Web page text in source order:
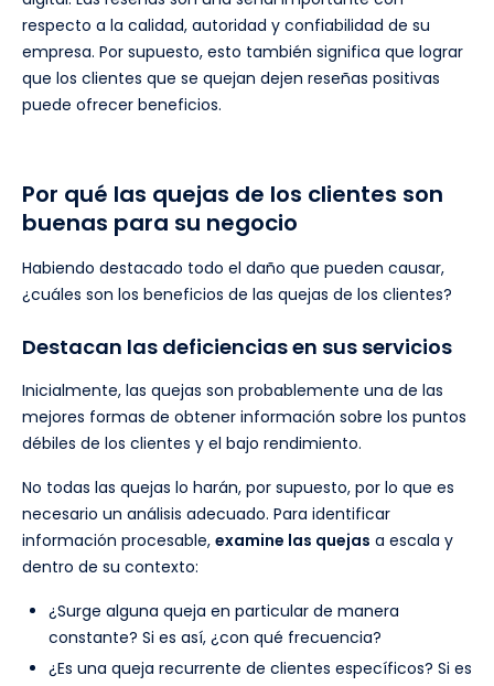
respecto a la calidad, autoridad y confiabilidad de su
empresa. Por supuesto, esto también significa que lograr
que los clientes que se quejan dejen reseñas positivas
puede ofrecer beneficios.
Por qué las quejas de los clientes son
buenas para su negocio
Habiendo destacado todo el daño que pueden causar,
¿cuáles son los beneficios de las quejas de los clientes?
Destacan las deficiencias en sus servicios
Inicialmente, las quejas son probablemente una de las
mejores formas de obtener información sobre los puntos
débiles de los clientes y el bajo rendimiento.
No todas las quejas lo harán, por supuesto, por lo que es
necesario un análisis adecuado. Para identificar
información procesable, examine las quejas a escala y
dentro de su contexto:
¿Surge alguna queja en particular de manera
constante? Si es así, ¿con qué frecuencia?
¿Es una queja recurrente de clientes específicos? Si es